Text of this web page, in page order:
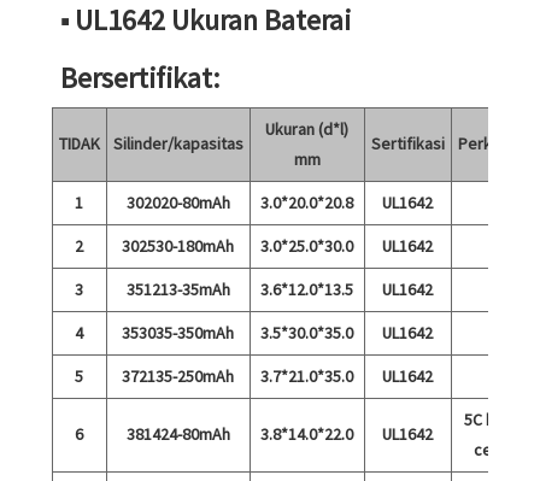
■ UL1642 Ukuran Baterai
Bersertifikat:
TIDAK Silinder/kapasitas
Ukuran (d*l)
mm
Sertifikasi Perkataan
1 302020-80mAh 3.0*20.0*20.8
UL1642
2
302530-180mAh 3.0*25.0*30.0
UL1642
3
351213-35mAh 3.6*12.0*13.5
UL1642
4
353035-350mAh 3.5*30.0*35.0
UL1642
5
372135-250mAh 3.7*21.0*35.0 UL1642
6 381424-80mAh 3.8*14.0*22.0 UL1642
5C biaya
cepat